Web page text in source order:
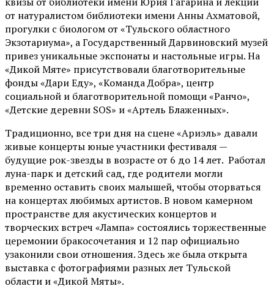
от натуралистом библиотеки имени Анны Ахматовой,
прогулки с биологом от «Тульского областного
Экзотариума», а Государственный Дарвиновский музей
привез уникальные экспонаты и настольные игры. На
«Дикой Мяте» присутствовали благотворительные
фонды «Дари Еду», «Команда Добра», центр
социальной и благотворительной помощи «Ранчо»,
«Детские деревни SOS» и «Артель Блаженных».
Традиционно, все три дня на сцене«Ариэль» давали
живые концерты юные участники фестиваля —
будущие рок-звезды в возрасте от 6 до 14 лет. Работал
луна-парк и детский сад, где родители могли
временно оставить своих малышей, чтобы оторваться
на концертах любимых артистов. В новом камерном
пространстве для акустических концертов и
творческих встреч «Лампа» состоялись торжественные
церемонии бракосочетания и 12 пар официально
узаконили свои отношения. Здесь же была открыта
выставка с фотографиями разных лет Тульской
области и «Дикой Мяты».